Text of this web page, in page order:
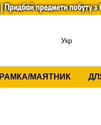
Укр
РАМКА/МАЯТНИК